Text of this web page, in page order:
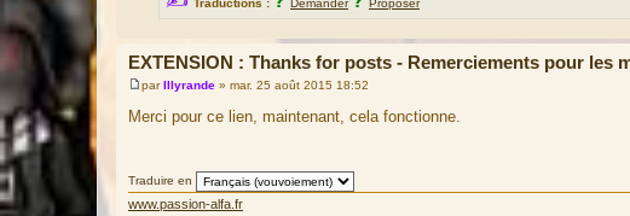
EXTENSION : Thanks for posts - Remerciements pour les
M
s
e
parIllyrande » mar. 25 août 2015 18:52
Merci pour ce lien, maintenant, cela fonctionne.
Traduire en
www.passion-alfa.fr